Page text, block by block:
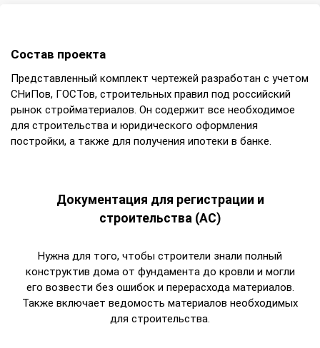
Состав проекта
Представленный комплект чертежей разработан с учетом
СНиПов, ГОСТов, строительных правил под российский
рынок стройматериалов. Он содержит все необходимое
для строительства и юридического оформления
постройки, а также для получения ипотеки в банке.
Документация для регистрации и
строительства (АС)
Нужна для того, чтобы строители знали полный
конструктив дома от фундамента до кровли и могли
его возвести без ошибок и перерасхода материалов.
Также включает ведомость материалов необходимых
для строительства.